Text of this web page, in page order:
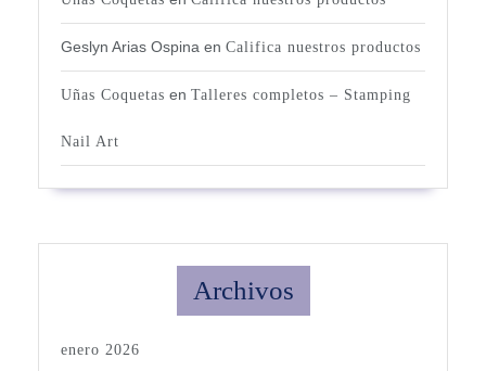
Geslyn Arias Ospina en Califica nuestros productos
Uñas Coquetas en Talleres completos – Stamping
Nail Art
Archivos
enero 2026